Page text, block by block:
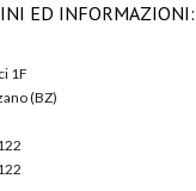
ED INFORMAZIONI:
1F
(BZ)